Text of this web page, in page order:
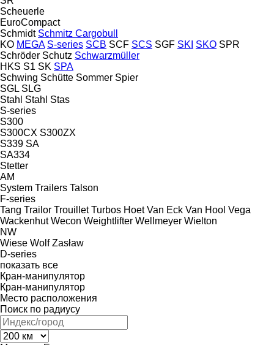
Scheuerle
EuroCompact
Schmidt Schmitz Cargobull
KO MEGA S-series SCB SCF SCS SGF SKI SKO SPR
Schröder Schutz Schwarzmüller
HKS S1 SK SPA
Schwing Schütte Sommer Spier
SGL SLG
Stahl Stahl Stas
S-series
S300
S300CX S300ZX
S339 SA
SA334
Stetter
AM
System Trailers Talson
F-series
Tang Trailor Trouillet Turbos Hoet Van Eck Van Hool Vega
Wackenhut Wecon Weightlifter Wellmeyer Wielton
NW
Wiese Wolf Zasław
D-series
показать все
Кран-манипулятор
Кран-манипулятор
Место расположения
Поиск по радиусу